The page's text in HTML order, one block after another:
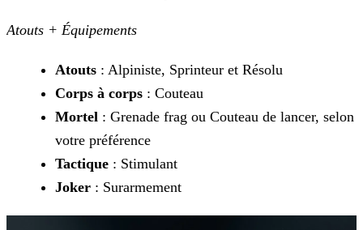
Atouts + Équipements
Atouts : Alpiniste, Sprinteur et Résolu
Corps à corps : Couteau
Mortel : Grenade frag ou Couteau de lancer, selon
votre préférence
Tactique : Stimulant
Joker : Surarmement